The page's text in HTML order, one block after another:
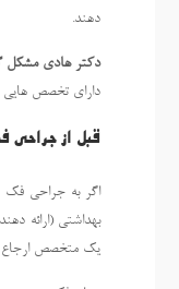
دهند.
دکتر هادی مشکل
دارای تخصص هایی
قبل از
اگر به جراحی فک
بهداشتی (ارائه
یک متخصص ارجاع